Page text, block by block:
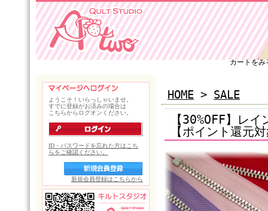
カートをみ
HOME > SALE
【30%OFF】
【ポイント還元